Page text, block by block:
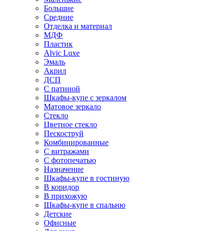
Большие
Средние
Отделка и материал
МДФ
Пластик
Alvic Luxe
Эмаль
Акрил
ДСП
С патиной
Шкафы-купе с зеркалом
Матовое зеркало
Стекло
Цветное стекло
Пескоструй
Комбинированные
С витражами
С фотопечатью
Назначение
Шкафы-купе в гостиную
В коридор
В прихожую
Шкафы-купе в спальню
Детские
Офисные